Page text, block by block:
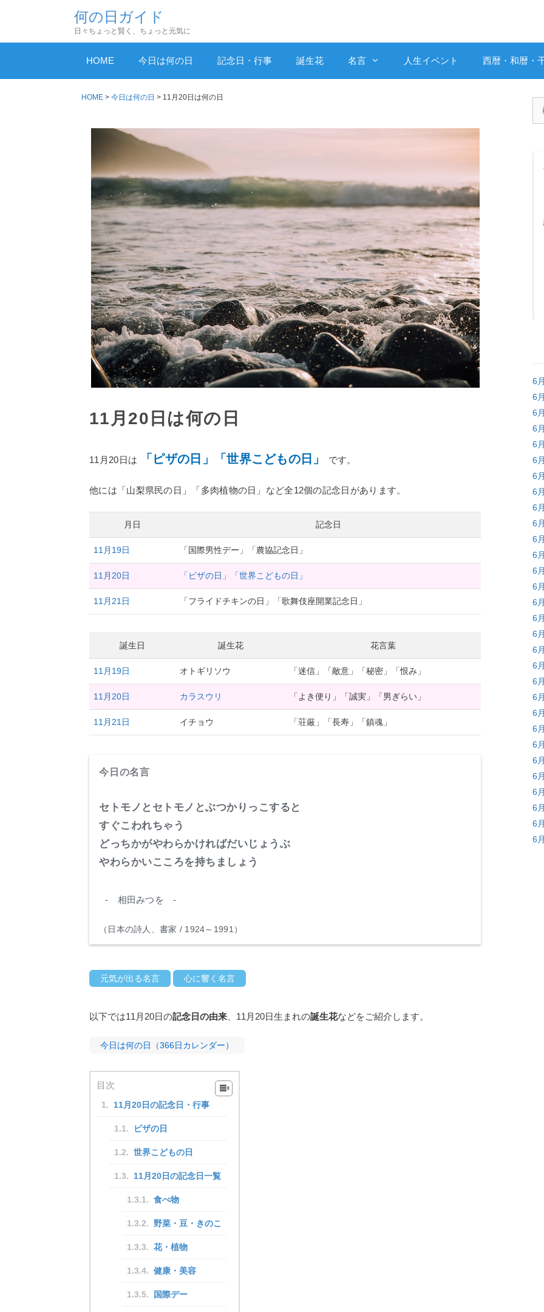
テ
何の日ガイド
日々ちょっと賢く、ちょっと元気に
HOME 今日は何の日 記念日・行事 誕生花 名言 人生イベント 西暦・和暦・
HOME > 今日は何の日 > 11月20日は何の日
11月20日は何の日
11月20日は 「ピザの日」「世界こどもの日」 です。
他には「山梨県民の日」「多肉植物の日」など全12個の記念日があります。
月日 記念日
11月19日 「国際男性デー」「農協記念日」
11月20日 「ピザの日」「世界こどもの日」
11月21日 「フライドチキンの日」「歌舞伎座開業記念日」
誕生日 誕生花 花言葉
11月19日 オトギリソウ 「迷信」「敵意」「秘密」「恨み」
11月20日 カラスウリ 「よき便り」「誠実」「男ぎらい」
11月21日 イチョウ 「荘厳」「長寿」「鎮魂」
今日の名言
セトモノとセトモノとぶつかりっこすると
すぐこわれちゃう
どっちかがやわらかければだいじょうぶ
やわらかいこころを持ちましょう
- 相田みつを -
（日本の詩人、書家 / 1924～1991）
元気が出る名言 心に響く名言
以下では11月20日の記念日の由来 、11月20日生まれの誕生花などをご紹介します。
今日は何の日（366日カレンダー）
目次
11月20日の記念日・行事
ピザの日
世界こどもの日
11月20日の記念日一覧
食べ物
野菜・豆・きのこ
花・植物
健康・美容
国際デー
6
6
6
6
6
6
6
6
6
6
6
6
6
6
6
6
6
6
6
6
6
6
6
6
6
6
6
6
6
6